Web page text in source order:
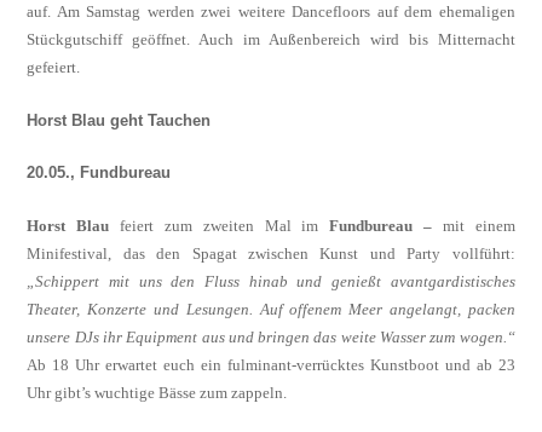
auf. Am Samstag werden zwei wei­tere Dancefloors auf dem ehemaligen
Stück­gutschiff geöffnet. Auch im Außenbereich wird bis Mitternacht
gefeiert.
Horst Blau geht Tauchen
20.05., Fundbureau
Horst Blau feiert zum zweiten Mal imFu­ndbureau –mit einem
Minifestival, das den Spagat zwischen Kunst und Party vollführt:
„Schippert mit uns den Fluss hinab und ge­nießt avantgardistisches
Theater, Konzerte und Lesungen. Auf offenem Meer angelangt, packen
unsere DJs ihr Equipment aus und bringen das weite Wasser zum wogen.“
Ab 18 Uhr erwartet euch ein fulminant-verrück­tes Kunstboot und ab 23
Uhr gibt’s wuchtige Bässe zum zappeln.